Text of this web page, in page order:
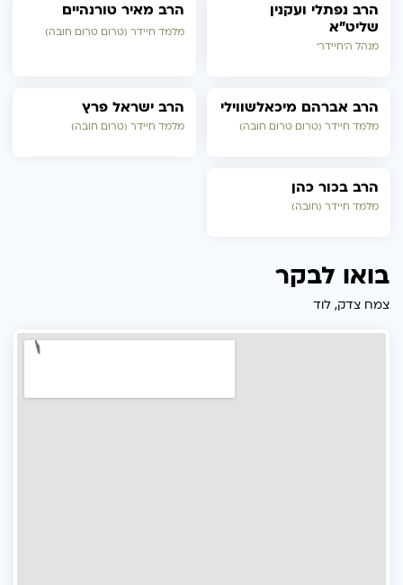
הרב נפתלי ועקנין
שליט״א
מנהל ה׳חיידר׳
הרב מאיר טורנהיים
מלמד חיידר (טרום טרום חובה)
הרב אברהם מיכאלשווילי
מלמד חיידר (טרום טרום חובה)
הרב ישראל פרץ
מלמד חיידר (טרום חובה)
הרב בכור כהן
מלמד חיידר (חובה)
בואו לבקר
צמח צדק, לוד